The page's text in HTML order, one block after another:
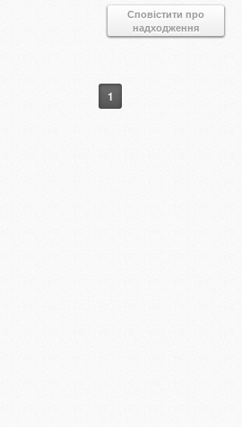
Сповістити про
надходження
1